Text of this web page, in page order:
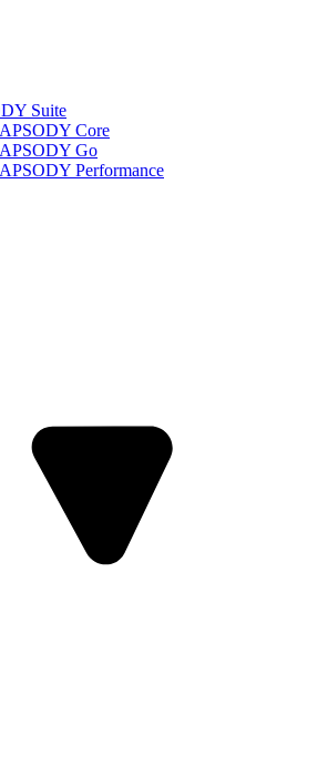
Suite
Core
Go
Performance